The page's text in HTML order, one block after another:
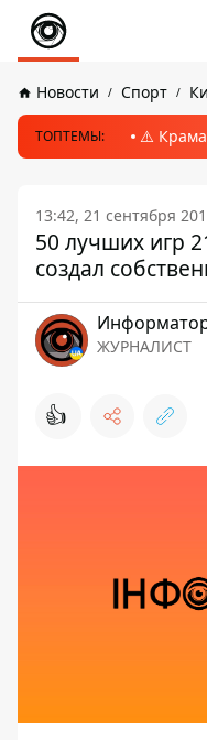
Новости Спорт
ТОПТЕМЫ: ⚠️
13:42, 21 сентября
50 лучших игр
создал
ЖУРНАЛИСТ
👍